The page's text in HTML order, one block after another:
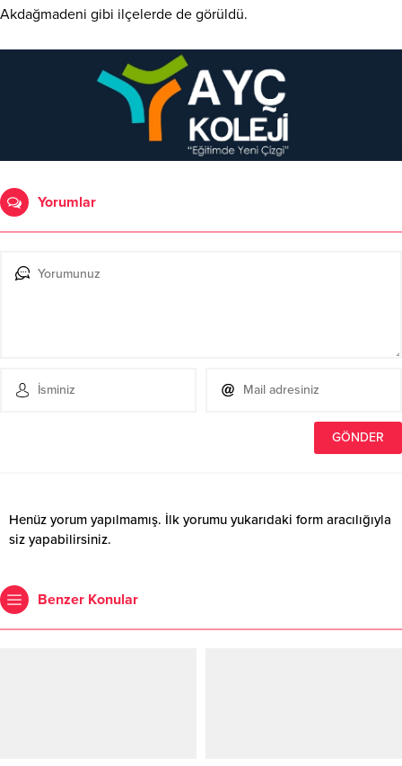
Akdağmadeni gibi ilçelerde de görüldü.
Yorumlar
Henüz yorum yapılmamış. İlk yorumu yukarıdaki form aracılığıyla
siz yapabilirsiniz.
Benzer Konular